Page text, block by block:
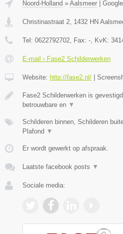
Noord-Holland » Aalsmeer
Christinastraat 2 1432 HN
Tel: 0622792702 , Fax: - , KvK:
E-mail › Fase2 Schilderwerken
Website: http://fase2.nl/
Fase2 Schilderwerken is
betrouwbare en ▼
Schilderen binnen, Schilderen
Plafond ▼
Er wordt gewerkt op afspraak.
Laatste facebook posts ▼
Sociale media: